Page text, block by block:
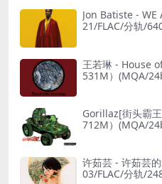
Jon Batiste -
21/FLAC/分轨/
王若琳 - House
531M）(MQA/
Gorillaz[街头霸
712M）(MQA/
许茹芸 - 许茹芸
03/FLAC/分轨/